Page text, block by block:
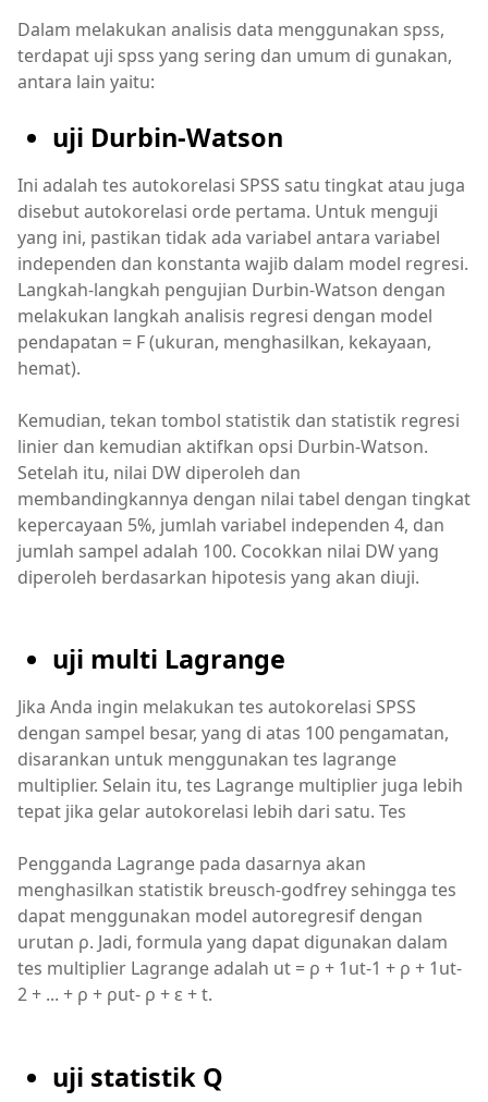
Dalam melakukan analisis data menggunakan spss,
terdapat uji spss yang sering dan umum di gunakan,
antara lain yaitu:
uji Durbin-Watson
Ini adalah tes autokorelasi SPSS satu tingkat atau juga
disebut autokorelasi orde pertama. Untuk menguji
yang ini, pastikan tidak ada variabel antara variabel
independen dan konstanta wajib dalam model regresi.
Langkah-langkah pengujian Durbin-Watson dengan
melakukan langkah analisis regresi dengan model
pendapatan = F (ukuran, menghasilkan, kekayaan,
hemat).
Kemudian, tekan tombol statistik dan statistik regresi
linier dan kemudian aktifkan opsi Durbin-Watson.
Setelah itu, nilai DW diperoleh dan
membandingkannya dengan nilai tabel dengan tingkat
kepercayaan 5%, jumlah variabel independen 4, dan
jumlah sampel adalah 100. Cocokkan nilai DW yang
diperoleh berdasarkan hipotesis yang akan diuji.
uji multi Lagrange
Jika Anda ingin melakukan tes autokorelasi SPSS
dengan sampel besar, yang di atas 100 pengamatan,
disarankan untuk menggunakan tes lagrange
multiplier. Selain itu, tes Lagrange multiplier juga lebih
tepat jika gelar autokorelasi lebih dari satu. Tes
Pengganda Lagrange pada dasarnya akan
menghasilkan statistik breusch-godfrey sehingga tes
dapat menggunakan model autoregresif dengan
urutan ρ. Jadi, formula yang dapat digunakan dalam
tes multiplier Lagrange adalah ut = ρ + 1ut-1 + ρ + 1ut-
2 + ... + ρ + ρut- ρ + ε + t.
uji statistik Q